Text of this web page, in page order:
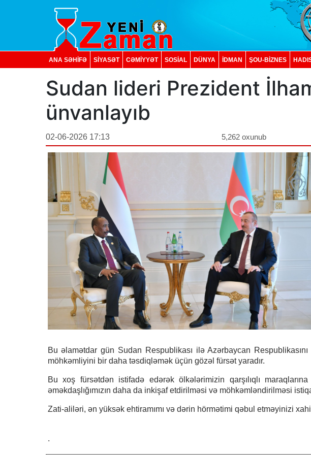
ANA SƏHİFƏ SİYASƏT CƏMİYYƏT SOSIAL DÜNYA İDMAN ŞOU-BİZNES
Sudan lideri Prezident
ünvanlayıb
02-06-2026 17:13 5,262 oxunub
Bu əlamətdar gün Sudan Respublikası ilə Azərbaycan
möhkəmliyini bir daha təsdiqləmək üçün gözəl fürsət yaradır.
Bu xoş fürsətdən istifadə edərək ölkələrimizin qarşılıqlı
əməkdaşlığımızın daha da inkişaf etdirilməsi və möhkəmləndirilməsi
Zati-aliləri, ən yüksək ehtiramımı və dərin hörmətimi qəbul etməyinizi
.